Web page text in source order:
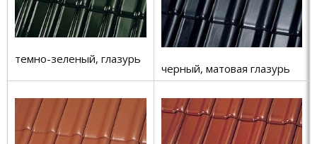
темно-зеленый, глазурь
черный, матовая глазурь